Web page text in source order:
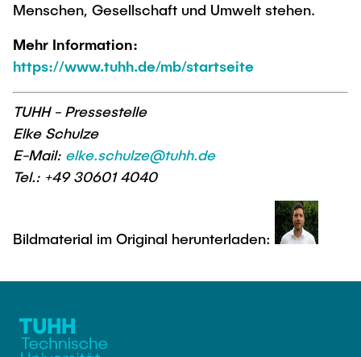
Menschen, Gesellschaft und Umwelt stehen.
Mehr Information:
https://www.tuhh.de/mb/startseite
TUHH - Pressestelle
Elke Schulze
E-Mail: elke.schulze@tuhh.de
Tel.: +49 30601 4040
Bildmaterial im Original herunterladen: